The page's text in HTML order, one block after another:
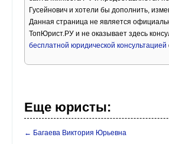
Гусейнович и хотели бы дополнить,
Данная страница не является
ТопЮрист.РУ и не оказывает здесь
бесплатной юридической консультацией
Еще юристы:
← Багаева Виктория Юрьевна